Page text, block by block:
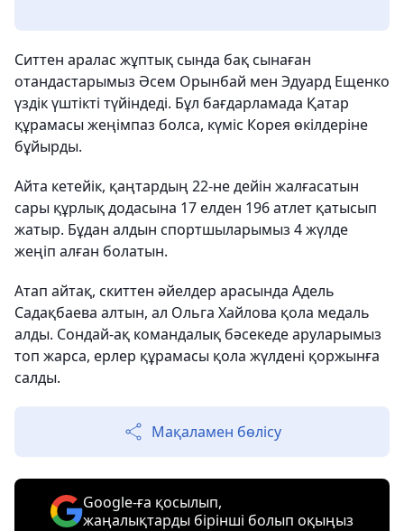
Ситтен аралас жұптық сында бақ сынаған
отандастарымыз Әсем Орынбай мен Эдуард Ещенко
үздік үштікті түйіндеді. Бұл бағдарламада Қатар
құрамасы жеңімпаз болса, күміс Корея өкілдеріне
бұйырды.
Айта кетейік, қаңтардың 22-не дейін жалғасатын
сары құрлық додасына 17 елден 196 атлет қатысып
жатыр. Бұдан алдын спортшыларымыз 4 жүлде
жеңіп алған болатын.
Атап айтақ, скиттен әйелдер арасында Адель
Садақбаева алтын, ал Ольга Хайлова қола медаль
алды. Сондай-ақ командалық бәсекеде аруларымыз
топ жарса, ерлер құрамасы қола жүлдені қоржынға
салды.
Мақаламен бөлісу
Google-ға қосылып,
жаңалықтарды бірінші болып оқыңыз